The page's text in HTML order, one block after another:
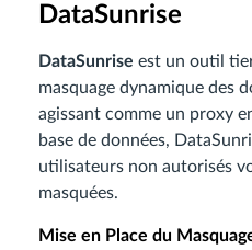
DataSunrise
DataSunrise est un outil
masquage dynamique des
agissant comme un proxy
base de données,
utilisateurs non autorisés
masquées.
Mise en Place du